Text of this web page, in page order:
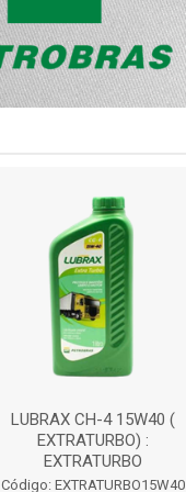
LUBRAX CH-4 15W40 (
EXTRATURBO) :
EXTRATURBO
Código: EXTRATURBO15W40